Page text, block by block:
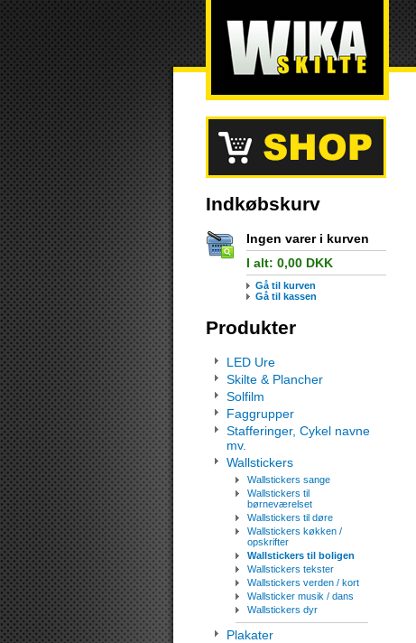
Indkøbskurv
Ingen varer i kurven
I alt: 0,00 DKK
Gå til kurven
Gå til kassen
Produkter
LED Ure
Skilte & Plancher
Solfilm
Faggrupper
Stafferinger, Cykel navne
mv.
Wallstickers
Wallstickers sange
Wallstickers til
børneværelset
Wallstickers til døre
Wallstickers køkken /
opskrifter
Wallstickers til boligen
Wallstickers tekster
Wallstickers verden / kort
Wallsticker musik / dans
Wallstickers dyr
Plakater